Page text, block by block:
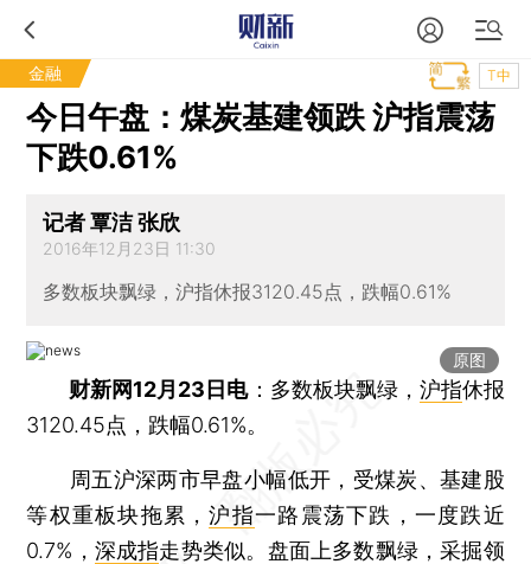
金融 T中
今日午盘：煤炭基建领跌 沪指震荡
下跌0.61%
记者 覃洁 张欣
2016年12月23日 11:30
多数板块飘绿，沪指休报3120.45点，跌幅0.61%
原图
财新网12月23日电：多数板块飘绿， 沪指休报
3120.45点，跌幅0.61%。
周五沪深两市早盘小幅低开，受煤炭、基建股
等权重板块拖累，沪指一路震荡下跌，一度跌近
0.7%， 深成指走势类似。盘面上多数飘绿，采掘领